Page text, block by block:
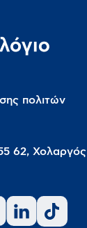
πολιτών
62, Χολαργός